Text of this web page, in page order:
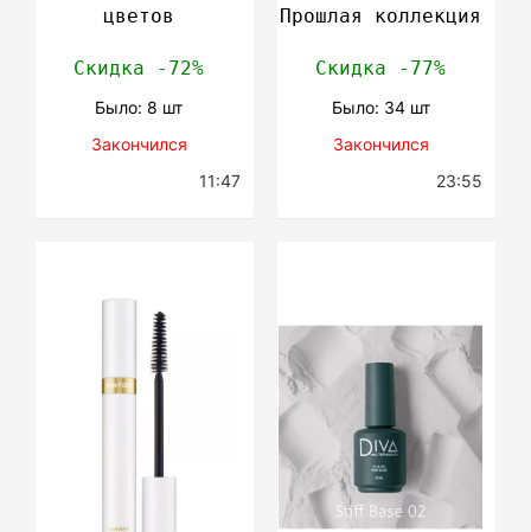
цветов
Скидка -72%
Было: 8 шт
Закончился
11:47
Прошлая коллекция
Скидка -77%
Было: 34 шт
Закончился
23:55